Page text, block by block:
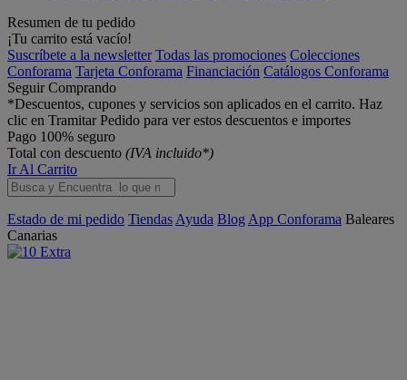
Resumen de tu pedido
¡Tu carrito está vacío!
Suscríbete a la newsletter Todas las promociones Colecciones
Conforama Tarjeta Conforama Financiación Catálogos Conforama
Seguir Comprando
*Descuentos, cupones y servicios son aplicados en el carrito. Haz
clic en Tramitar Pedido para ver estos descuentos e importes
Pago 100% seguro
Total con descuento (IVA incluido*)
Ir Al Carrito
Estado de mi pedido Tiendas Ayuda Blog App Conforama Baleares
Canarias